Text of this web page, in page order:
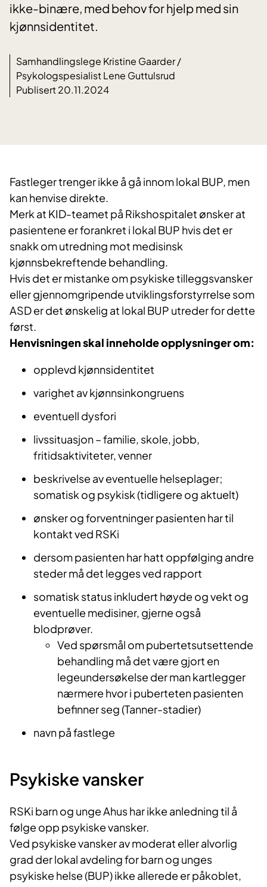
ikke-binære, med behov for hjelp med sin
kjønnsidentitet.
Samhandlingslege Kristine Gaarder /
Psykologspesialist Lene Guttulsrud
Publisert 20.11.2024
Fastleger trenger ikke å gå innom lokal BUP, men
kan henvise direkte.
Merk at KID-teamet på Rikshospitalet ønsker at
pasientene er forankret i lokal BUP hvis det er
snakk om utredning mot medisinsk
kjønnsbekreftende behandling.
Hvis det er mistanke om psykiske tilleggsvansker
eller gjennomgripende utviklingsforstyrrelse som
ASD er det ønskelig at lokal BUP utreder for dette
først.
Henvisningen skal inneholde opplysninger om:
opplevd kjønnsidentitet
varighet av kjønnsinkongruens
eventuell dysfori
livssituasjon – familie, skole, jobb,
fritidsaktiviteter, venner
beskrivelse av eventuelle helseplager;
somatisk og psykisk (tidligere og aktuelt)
ønsker og forventninger pasienten har til
kontakt ved RSKi
dersom pasienten har hatt oppfølging andre
steder må det legges ved rapport
somatisk status inkludert høyde og vekt og
eventuelle medisiner, gjerne også
blodprøver.
Ved spørsmål om pubertetsutsettende
behandling må det være gjort en
legeundersøkelse der man kartlegger
nærmere hvor i puberteten pasienten
befinner seg (Tanner-stadier)
navn på fastlege
Psykiske vansker
RSKi barn og unge Ahus har ikke anledning til å
følge opp psykiske vansker.
Ved psykiske vansker av moderat eller alvorlig
grad der lokal avdeling for barn og unges
psykiske helse (BUP) ikke allerede er påkoblet,